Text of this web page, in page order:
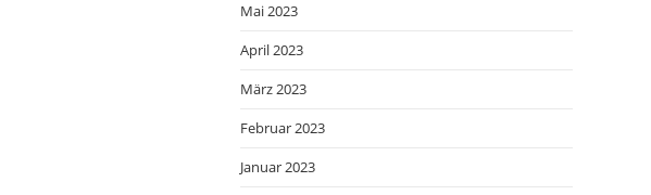
Mai 2023
April 2023
März 2023
Februar 2023
Januar 2023